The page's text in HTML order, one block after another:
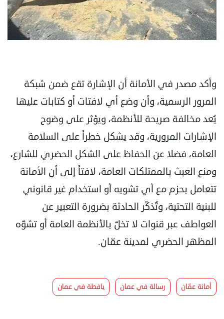
وأكد مصدر في الأمانة أن الإشارة تقع ضمن شبكة
المرور الرسمية، وأن وضع أي لافتات أو كتابات عليها
يُعد مخالفة صريحة للأنظمة، ويؤثر على وضوح
الإشارات المرورية، وقد يشكل خطراً على السلامة
العامة، فضلا عن الحفاظ على الشكل الحضري للشارع،
ومنع العبث بالممتلكات العامة، لافتاً إلى أن الأمانة
تتعامل بحزم مع أي تشويه أو استخدام غير قانوني
للبنية التحتية، وتُذكّر الحادثة بضرورة التعبير عن
العواطف عبر قنوات لا تخلّ بالأنظمة العامة أو تشوّه
المظهر الحضري لمدينة عمّان.
أمانة عمّان رسالة في عمان يافطة في عمان